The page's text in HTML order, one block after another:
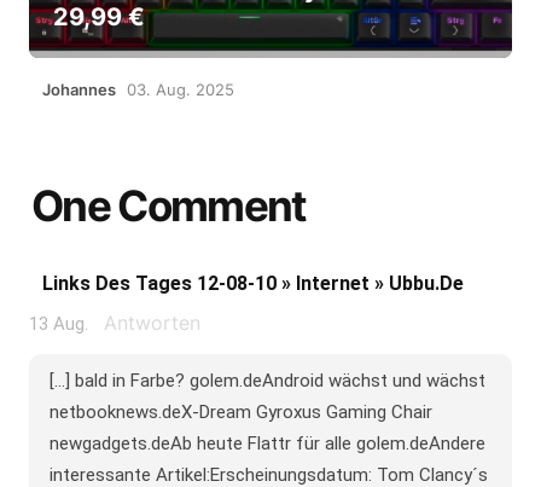
29,99 €
Johannes 03. Aug. 2025
One Comment
Links Des Tages 12-08-10 » Internet » Ubbu.de
13 Aug. Antworten
[...] bald in Farbe? golem.deAndroid wächst und wächst
netbooknews.deX-Dream Gyroxus Gaming Chair
newgadgets.deAb heute Flattr für alle golem.deAndere
interessante Artikel:Erscheinungsdatum: Tom Clancy´s